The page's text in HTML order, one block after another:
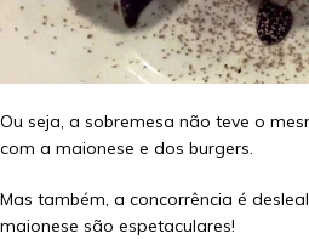
Ou seja, a sobremesa não teve o
com a maionese e dos burgers.
Mas também, a concorrência é
maionese são espetaculares!